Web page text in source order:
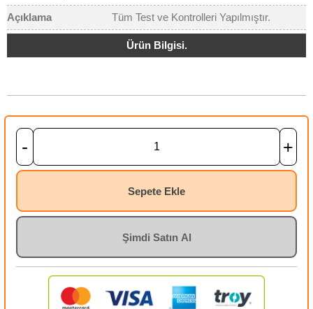
Açıklama Tüm Test ve Kontrolleri Yapılmıştır.
Ürün Bilgisi.
- +
Sepete Ekle
Şimdi Satın Al